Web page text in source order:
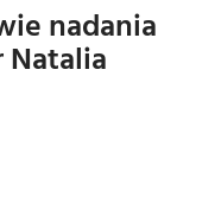
nadania